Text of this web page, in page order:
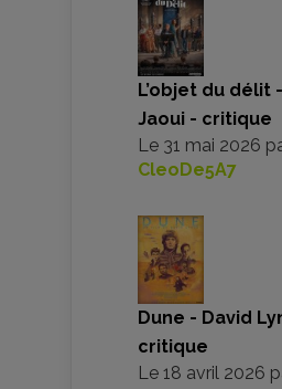
L’objet du délit
Jaoui - critique
Le 31 mai 2026
CleoDe5A7
Dune - David
critique
Le 18 avril 2026